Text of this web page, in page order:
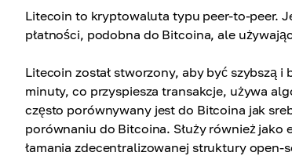
Litecoin to kryptowaluta typu peer-to-peer.
płatności, podobna do Bitcoina, ale
Litecoin został stworzony, aby być szybszą
minuty, co przyspiesza transakcje, używa
często porównywany jest do Bitcoina jak
porównaniu do Bitcoina. Służy również
łamania zdecentralizowanej struktury open-